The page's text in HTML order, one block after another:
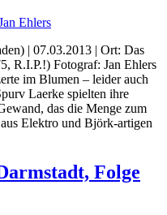
| 07.03.2013 | Ort: Das
R.I.P.!) Fotograf: Jan Ehlers
im Blumen – leider auch
Laerke spielten ihre
das die Menge zum
Elektro und Björk-artigen
Folge